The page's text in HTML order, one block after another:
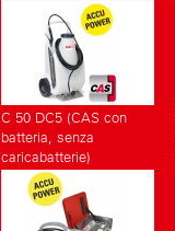
C 50 DC5 (CAS con
batteria, senza
caricabatterie)